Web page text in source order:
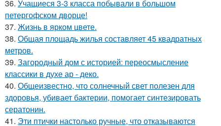
36. Учащиеся 3-3 класса побывали в большом
петергофском дворце!
37. Жизнь в ярком цвете.
38. Общая площадь жилья составляет 45 квадратных
метров.
39. Загородный дом с историей: переосмысление
классики в духе ар - деко.
40. Общеизвестно, что солнечный свет полезен для
здоровья, убивает бактерии, помогает синтезировать
сератонин.
41. Эти птички настолько ручные, что отказываются